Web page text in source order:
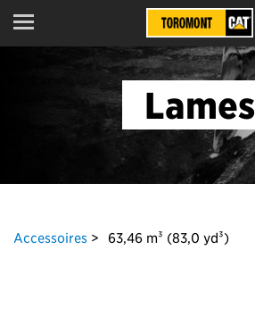
Menu
Lames
Accessoires 63,46 m³ (83,0 yd³)